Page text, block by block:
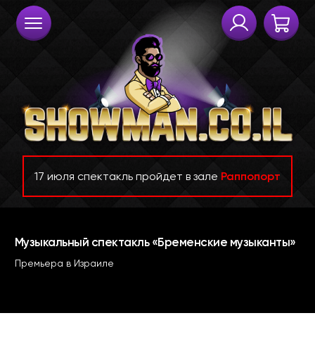
17 июля спектакль пройдет в зале Раппопорт